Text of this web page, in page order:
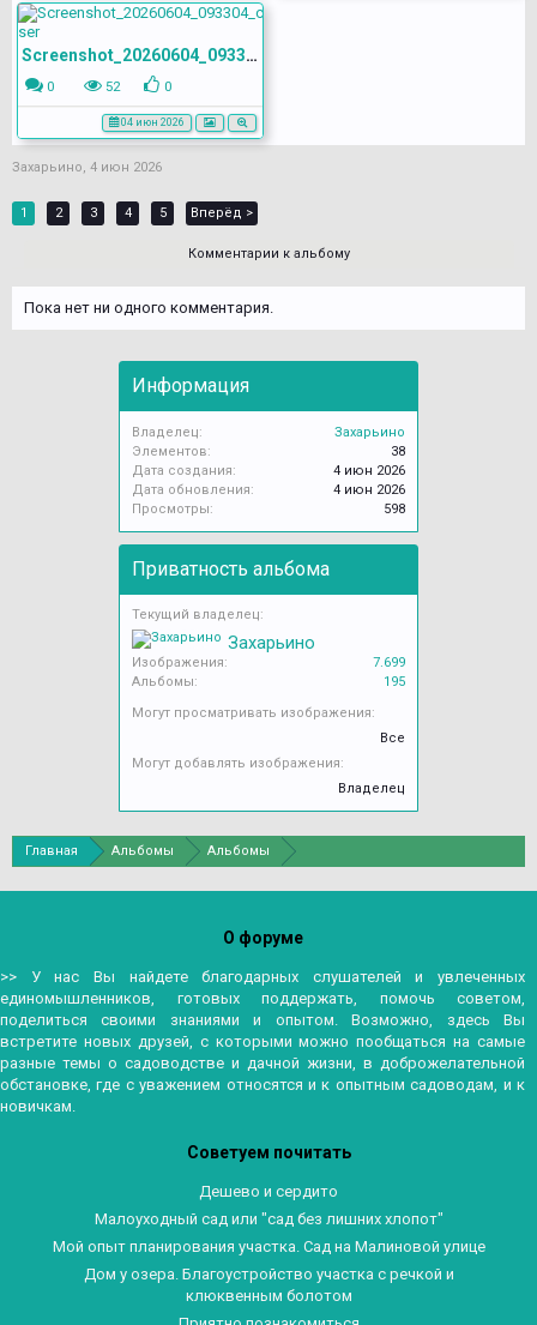
Screenshot_20260604_093304_com.yandex.browser
0 52 0
04 июн 2026
Захарьино, 4 июн 2026
1 2 3 4 5 Вперёд >
Комментарии к альбому
Пока нет ни одного комментария.
Информация
Владелец:
Захарьино
Элементов:
38
Дата создания:
4 июн 2026
Дата обновления:
4 июн 2026
Просмотры:
598
Приватность альбома
Текущий владелец:
Захарьино
Изображения:
7.699
Альбомы:
195
Могут просматривать изображения:
Все
Могут добавлять изображения:
Владелец
Главная Альбомы Альбомы
О форуме
>> У нас Вы найдете благодарных слушателей и увлеченных
единомышленников, готовых поддержать, помочь советом,
поделиться своими знаниями и опытом. Возможно, здесь Вы
встретите новых друзей, с которыми можно пообщаться на самые
разные темы о садоводстве и дачной жизни, в доброжелательной
обстановке, где с уважением относятся и к опытным садоводам, и к
новичкам.
Советуем почитать
Дешево и сердито
Малоуходный сад или "сад без лишних хлопот"
Мой опыт планирования участка. Сад на Малиновой улице
Дом у озера. Благоустройство участка с речкой и
клюквенным болотом